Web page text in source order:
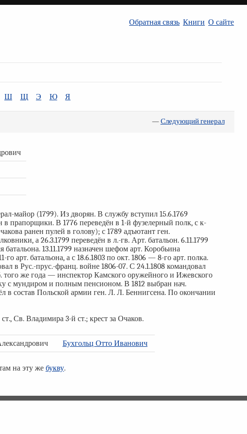
Обратная связь Книги О сайте
Ш Щ Э Ю Я
—Следующий генерал
майор (1799). Из дворян. В службу вступил 15.6.1769
прапорщики. В 1776 переведён в 1-й фузелерный полк, с к-
ранен пулей в голову); с 1789 адъютант ген.
а 26.3.1799 переведён в л.-гв. Арт. батальон. 6.11.1799
13.11.1799 назначен шефом арт. Коробьина
арт. батальона, а с 18.6.1803 по окт. 1806 — 8-го арт. полка.
в Рус.-прус.-франц. войне 1806-07. С 24.1.1808 командовал
того же года — инспектор Камского оружейного и Ижевского
с мундиром и полным пенсионом. В 1812 выбран нач.
в состав Польской армии ген. Л. Л. Беннигсена. По окончании
Св. Владимира 3-й ст.; крест за Очаков.
Бухгольц Отто Иванович
на эту же букву.